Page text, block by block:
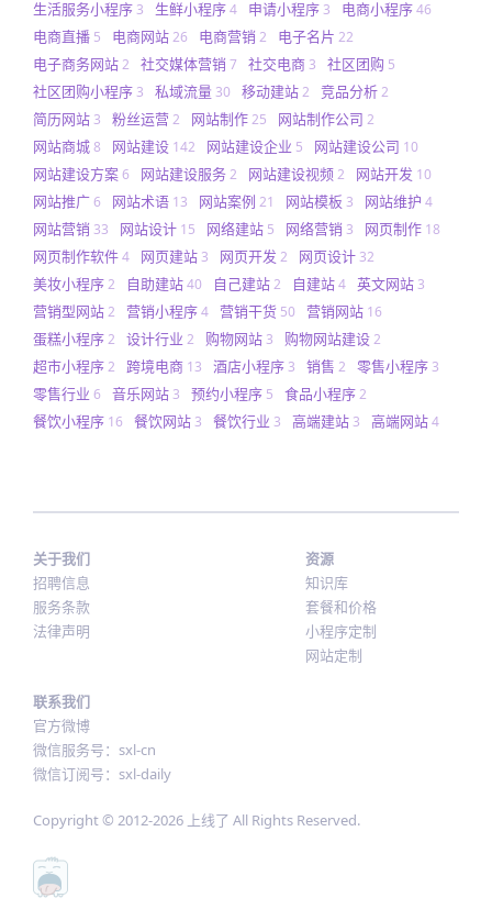
生活服务小程序 3 生鲜小程序4 申请小程序 3 电商小程序46
电商直播 5 电商网站26 电商营销 2 电子名片 22
电子商务网站2 社交媒体营销 7 社交电商 3 社区团购 5
社区团购小程序 3 私域流量 30 移动建站2 竞品分析2
简历网站 3 粉丝运营2 网站制作25 网站制作公司 2
网站商城8 网站建设 142 网站建设企业 5 网站建设公司 10
网站建设方案6 网站建设服务2 网站建设视频2 网站开发 10
网站推广6 网站术语 13 网站案例 21 网站模板 3 网站维护 4
网站营销 33 网站设计 15 网络建站 5 网络营销 3 网页制作 18
网页制作软件4 网页建站 3 网页开发 2 网页设计 32
美妆小程序2 自助建站40 自己建站2 自建站4 英文网站 3
营销型网站2 营销小程序4 营销干货 50 营销网站 16
蛋糕小程序2 设计行业 2 购物网站 3 购物网站建设2
超市小程序2 跨境电商 13 酒店小程序 3 销售 2 零售小程序 3
零售行业 6 音乐网站 3 预约小程序 5 食品小程序2
餐饮小程序 16 餐饮网站 3 餐饮行业 3 高端建站 3 高端网站4
关于我们
招聘信息
服务条款
法律声明
资源
知识库
套餐和价格
小程序定制
网站定制
联系我们
官方微博
微信服务号：sxl-cn
微信订阅号：sxl-daily
Copyright © 2012-2026 上线了 All Rights Reserved.